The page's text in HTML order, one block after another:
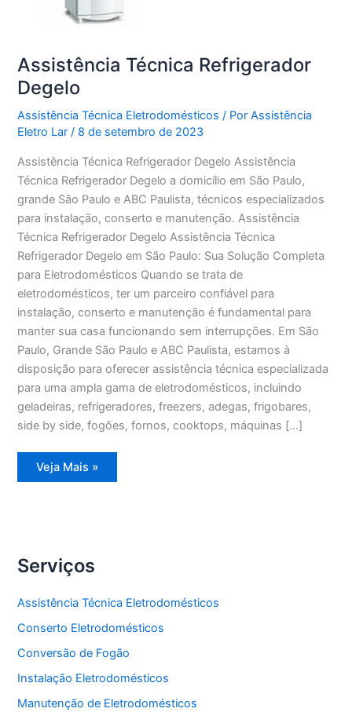
Assistência Técnica Refrigerador
Degelo
Assistência Técnica Eletrodomésticos / PorAssistência
Eletro Lar/ 8 de setembro de 2023
Assistência Técnica Refrigerador Degelo Assistência
Técnica Refrigerador Degelo a domicílio em São Paulo,
grande São Paulo e ABC Paulista, técnicos especializados
para instalação, conserto e manutenção. Assistência
Técnica Refrigerador Degelo Assistência Técnica
Refrigerador Degelo em São Paulo: Sua Solução Completa
para Eletrodomésticos Quando se trata de
eletrodomésticos, ter um parceiro confiável para
instalação, conserto e manutenção é fundamental para
manter sua casa funcionando sem interrupções. Em São
Paulo, Grande São Paulo e ABC Paulista, estamos à
disposição para oferecer assistência técnica especializada
para uma ampla gama de eletrodomésticos, incluindo
geladeiras, refrigeradores, freezers, adegas, frigobares,
side by side, fogões, fornos, cooktops, máquinas […]
Assistência
Técnica
Veja Mais »
Serviços
Assistência Técnica Eletrodomésticos
Conserto Eletrodomésticos
Conversão de Fogão
Instalação Eletrodomésticos
Manutenção de Eletrodomésticos